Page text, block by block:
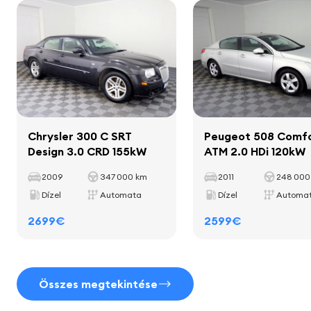
képernyő
fedélzeti számítógép
Belső tér
díszítő léc a belső térben
pohártartó
bőr borítású kézifékkar
3050 mm
Chrysler 300 C SRT
Design 3.0 CRD 155kW
2009
347 000 km
Dízel
Automata
2699€
Peugeot 508
ATM 2.0 HDi 120kW
2011
248
Dízel
2599€
Összes megtekintése